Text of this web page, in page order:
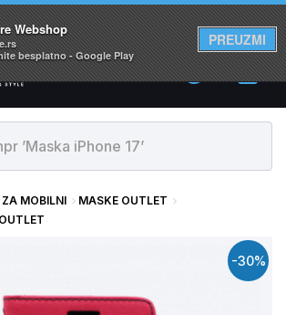
Webshop
besplatno - Google Play
PREUZMI
su na lageru. Slanje istog dana!
0
ZA MOBILNI
MASKE OUTLET
-30%